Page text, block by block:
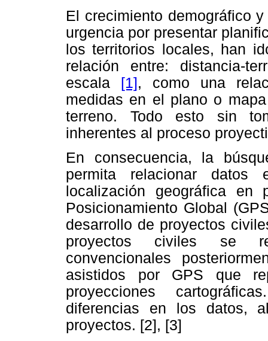
El crecimiento demográfico
urgencia por presentar
los territorios locales, han
relación entre: distancia-
escala
[1] , como una
medidas en el plano o
terreno. Todo esto sin
inherentes al proceso
En consecuencia, la
permita relacionar datos
localización geográfica
Posicionamiento Global
desarrollo de proyectos
proyectos civiles se
convencionales
asistidos por GPS que
proyecciones
diferencias en los datos,
proyectos. [2], [3]